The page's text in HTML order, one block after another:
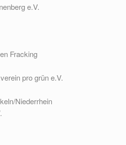
e.V.
Fracking
pro grün e.V.
Niederrhein